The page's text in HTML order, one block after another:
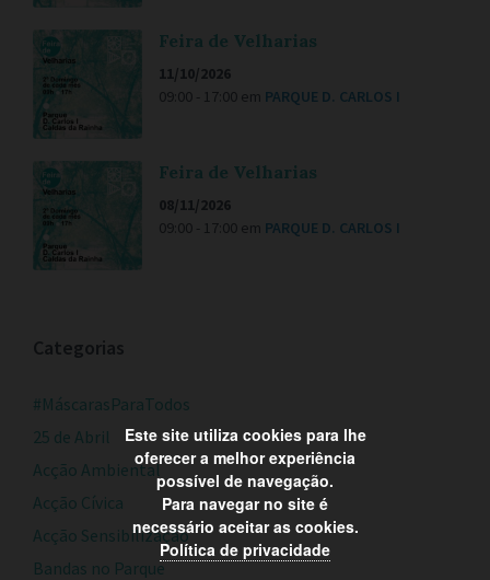
Feira de Velharias
11/10/2026
09:00 - 17:00 em PARQUE D. CARLOS I
Feira de Velharias
08/11/2026
09:00 - 17:00 em PARQUE D. CARLOS I
Categorias
#MáscarasParaTodos
25 de Abril
Acção Ambiental
Acção Cívica
Acção Sensibilização
Bandas no Parque
Este site utiliza cookies para lhe
oferecer a melhor experiência
possível de navegação.
Para navegar no site é
necessário aceitar as cookies.
Política de privacidade